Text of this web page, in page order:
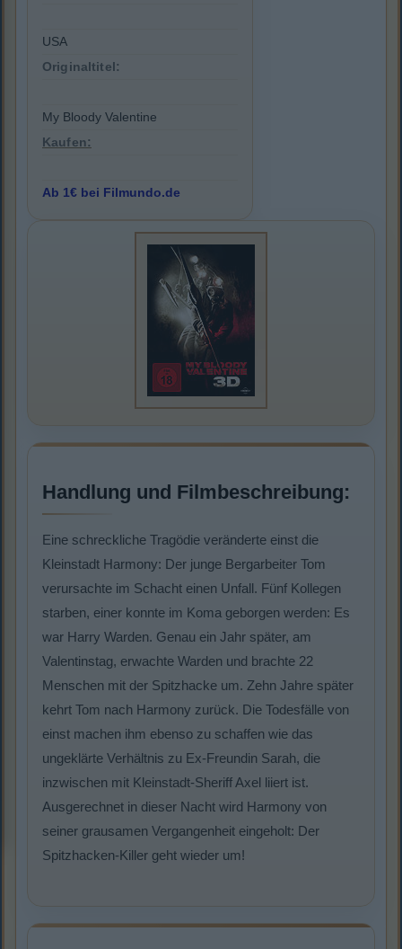
USA
Originaltitel:
My Bloody Valentine
Kaufen:
Ab 1€ bei Filmundo.de
Handlung und Filmbeschreibung:
Eine schreckliche Tragödie veränderte einst die
Kleinstadt Harmony: Der junge Bergarbeiter Tom
verursachte im Schacht einen Unfall. Fünf Kollegen
starben, einer konnte im Koma geborgen werden: Es
war Harry Warden. Genau ein Jahr später, am
Valentinstag, erwachte Warden und brachte 22
Menschen mit der Spitzhacke um. Zehn Jahre später
kehrt Tom nach Harmony zurück. Die Todesfälle von
einst machen ihm ebenso zu schaffen wie das
ungeklärte Verhältnis zu Ex-Freundin Sarah, die
inzwischen mit Kleinstadt-Sheriff Axel liiert ist.
Ausgerechnet in dieser Nacht wird Harmony von
seiner grausamen Vergangenheit eingeholt: Der
Spitzhacken-Killer geht wieder um!